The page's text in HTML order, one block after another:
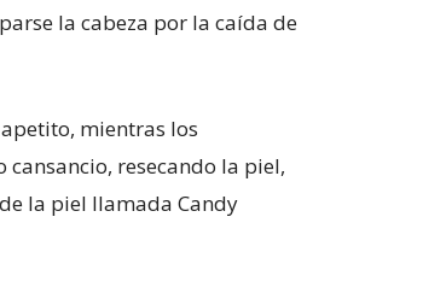
la cabeza por la caída de
mientras los
resecando la piel,
la piel llamada Candy